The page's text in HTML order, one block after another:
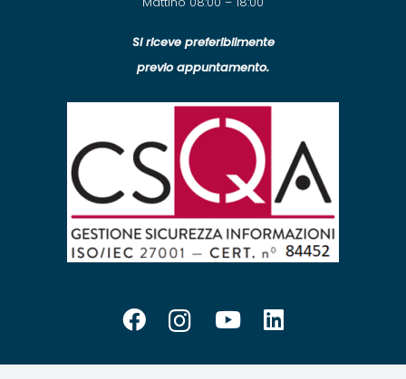
Si riceve preferibilmente
previo appuntamento.